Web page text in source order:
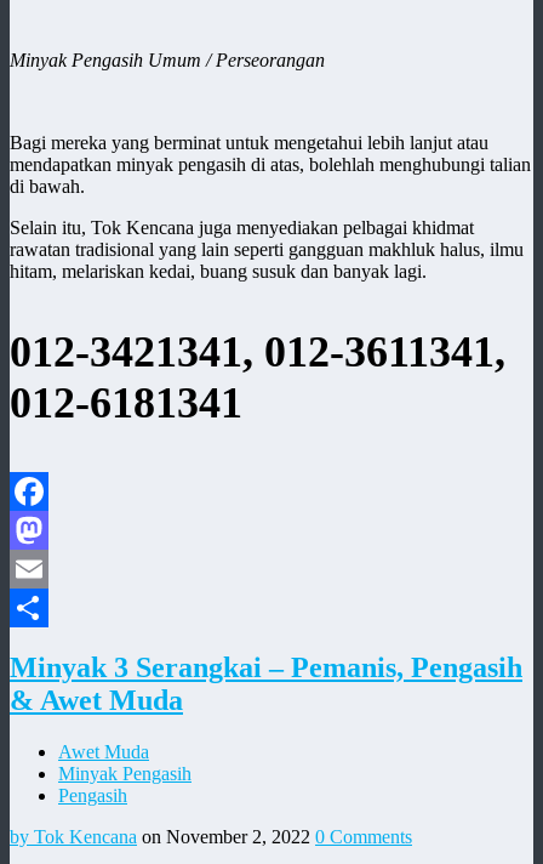
Minyak Pengasih Umum / Perseorangan
Bagi mereka yang berminat untuk mengetahui lebih lanjut atau
mendapatkan minyak pengasih di atas, bolehlah menghubungi talian
di bawah.
Selain itu, Tok Kencana juga menyediakan pelbagai khidmat
rawatan tradisional yang lain seperti gangguan makhluk halus, ilmu
hitam, melariskan kedai, buang susuk dan banyak lagi.
012-3421341, 012-3611341,
012-6181341
Facebook
Mastodon
Email
Minyak 3 Serangkai – Pemanis, Pengasih
& Awet Muda
Awet Muda
Minyak Pengasih
Pengasih
by Tok Kencana on November 2, 2022 0 Comments